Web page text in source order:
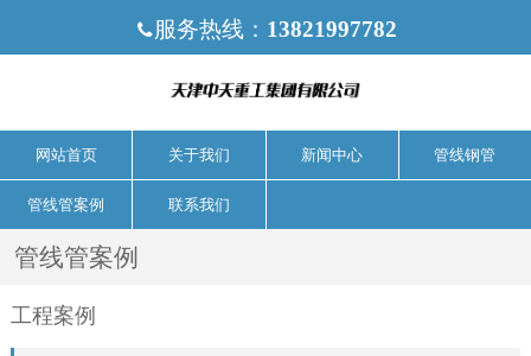
服务热线： 13821997782
网站首页 关于我们 新闻中心 管线钢管
管线管案例 联系我们
管线管案例
工程案例